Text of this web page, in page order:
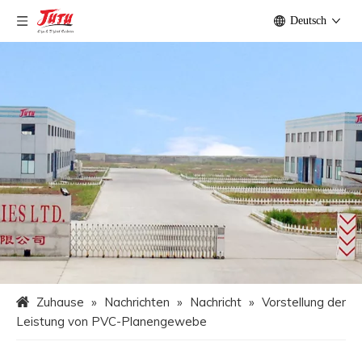
Deutsch
Zuhause » Nachrichten » Nachricht » Vorstellung der
Leistung von PVC-Planengewebe